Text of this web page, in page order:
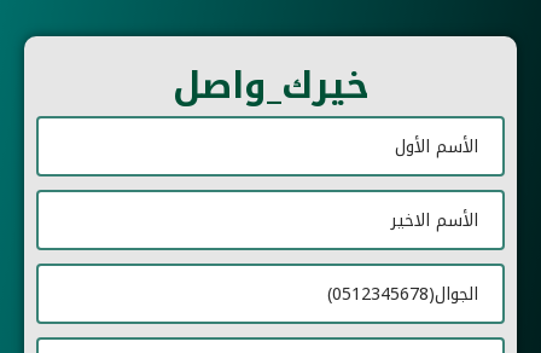
خيرك_واصل